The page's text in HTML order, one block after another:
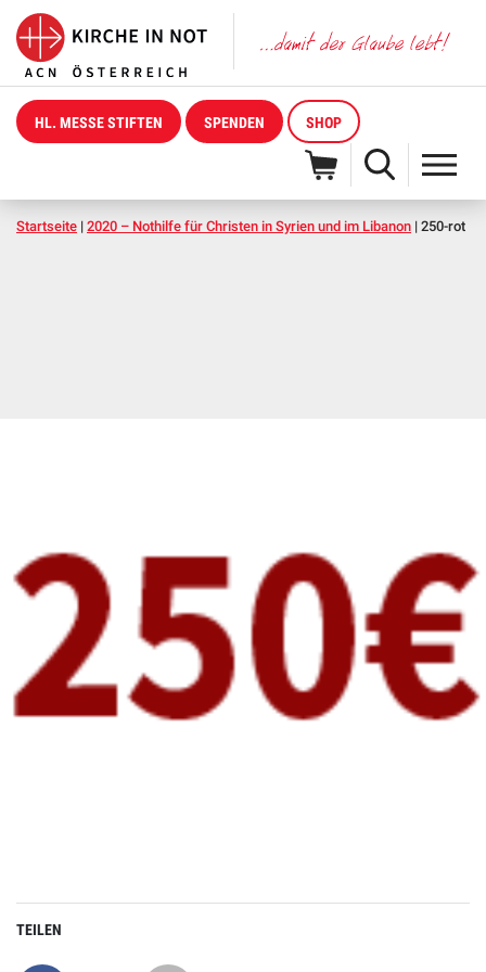
HL. MESSE STIFTEN SPENDEN SHOP
Startseite | 2020 – Nothilfe für Christen in Syrien und im Libanon | 250-rot
TEILEN